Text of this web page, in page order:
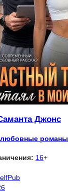
Джонс
любовные романы
16+